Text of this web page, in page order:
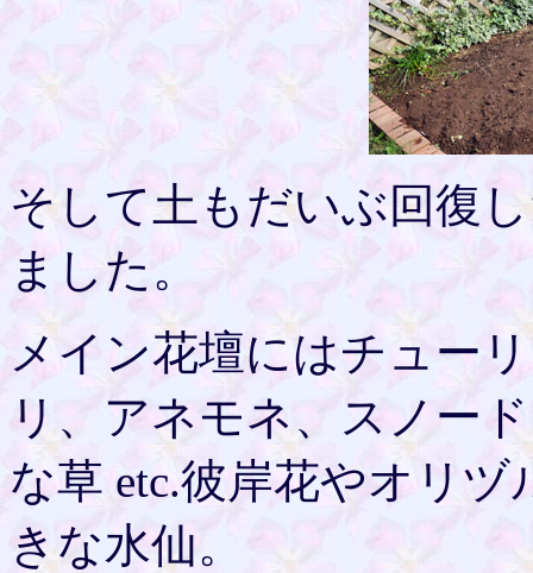
そして土もだいぶ回復
ました。
メイン花壇にはチュー
リ、アネモネ、スノー
な草 etc.彼岸花やオリ
きな水仙。